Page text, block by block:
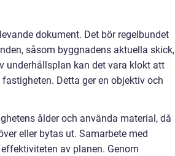
dokument. Det bör regelbundet
såsom byggnadens aktuella skick,
underhållsplan kan det vara klokt att
Detta ger en objektiv och
ålder och använda material, då
eller bytas ut. Samarbete med
av planen. Genom